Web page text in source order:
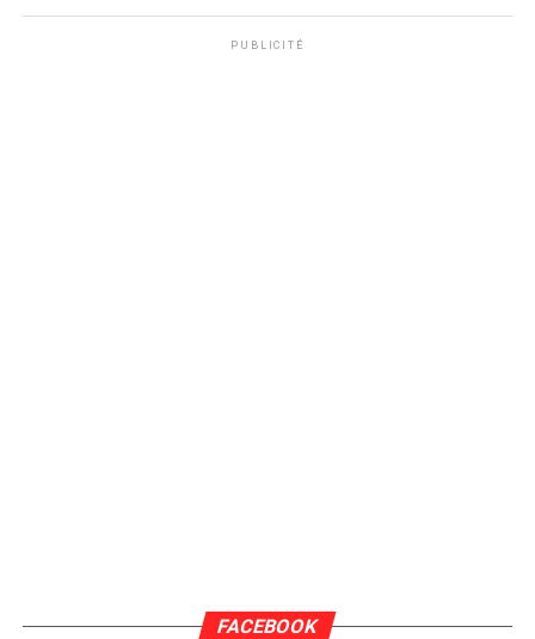
PUBLICITÉ
FACEBOOK